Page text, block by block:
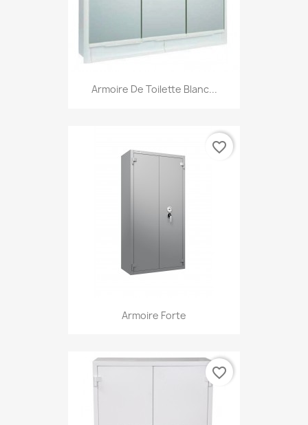
Armoire De Toilette Blanc...
Armoire Forte
favorite_border
favorite_border